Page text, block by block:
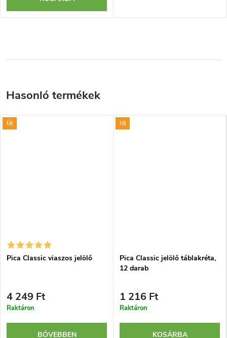
Új
Pica Classic viaszos jelölő
4 249 Ft
Raktáron
BŐVEBBEN
Új
Pica Classic jelölő táblakréta,
12 darab
1 216 Ft
Raktáron
KOSÁRBA